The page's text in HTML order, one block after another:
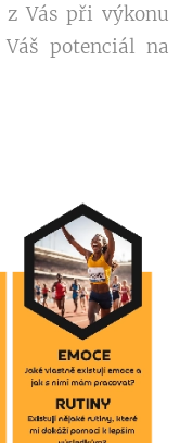
z Vás při výkonu
potenciál na